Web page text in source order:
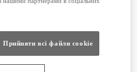
та його адреса місця
Прийняти всі файли сookie